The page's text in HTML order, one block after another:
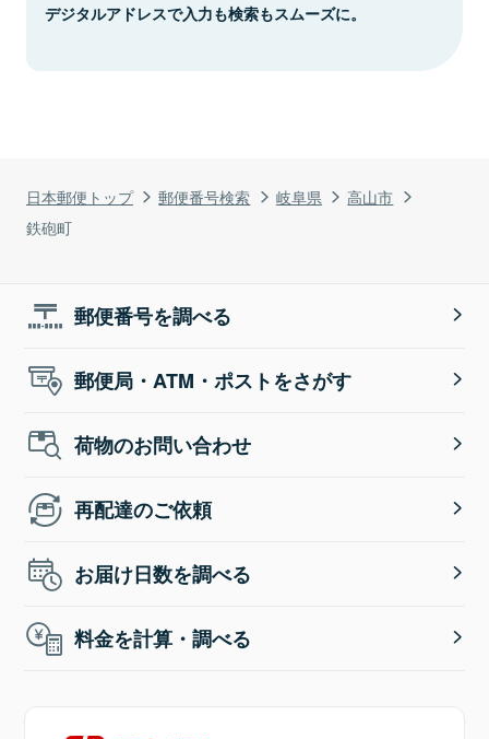
日本郵便トップ 郵便番号検索 岐阜県
高山市
鉄砲町
デジタルアドレスで入力も検索もスムーズに。
郵便番号を調べる
郵便局・ATM・ポストをさがす
荷物のお問い合わせ
再配達のご依頼
お届け日数を調べる
料金を計算・調べる